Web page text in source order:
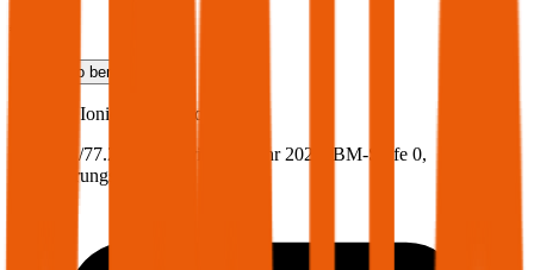
Teilkasko berechnen
Ioniq, Vollkasko
104.9 PS/77.2 KW, hybrid, Baujahr 2022,
BM-Stufe 0,
Versicherungsnehmer 30 Jahre